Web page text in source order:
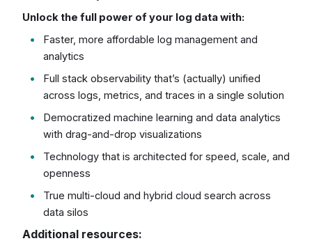
Unlock the full power of your log data with:
Faster, more affordable log management and
analytics
Full stack observability that’s (actually) unified
across logs, metrics, and traces in a single solution
Democratized machine learning and data analytics
with drag-and-drop visualizations
Technology that is architected for speed, scale, and
openness
True multi-cloud and hybrid cloud search across
data silos
Additional resources: